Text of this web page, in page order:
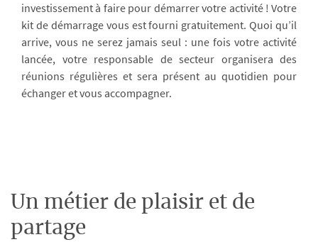
investissement à faire pour démarrer votre activité ! Votre
kit de démarrage vous est fourni gratuitement. Quoi qu’il
arrive, vous ne serez jamais seul : une fois votre activité
lancée, votre responsable de secteur organisera des
réunions régulières et sera présent au quotidien pour
échanger et vous accompagner.
Un métier de plaisir et de
partage